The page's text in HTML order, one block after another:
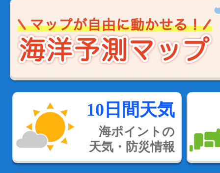
10日間天気
海ポイントの
天気・防災情報